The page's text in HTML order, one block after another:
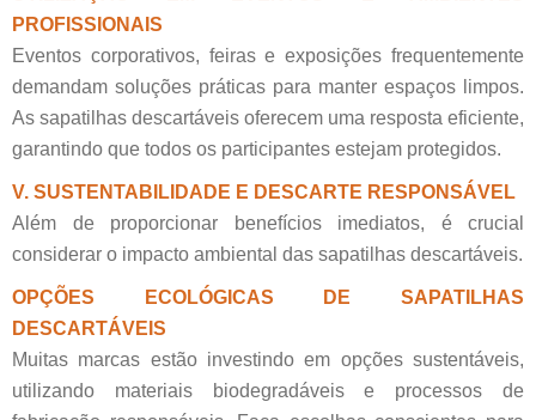
PROFISSIONAIS
Eventos corporativos, feiras e exposições frequentemente
demandam soluções práticas para manter espaços limpos.
As sapatilhas descartáveis oferecem uma resposta eficiente,
garantindo que todos os participantes estejam protegidos.
V. SUSTENTABILIDADE E DESCARTE RESPONSÁVEL
Além de proporcionar benefícios imediatos, é crucial
considerar o impacto ambiental das sapatilhas descartáveis.
OPÇÕES ECOLÓGICAS DE SAPATILHAS
DESCARTÁVEIS
Muitas marcas estão investindo em opções sustentáveis,
utilizando materiais biodegradáveis e processos de